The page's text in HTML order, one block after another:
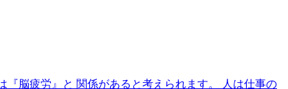
脳疲労』と 関係があると考えられます。 人は仕事の